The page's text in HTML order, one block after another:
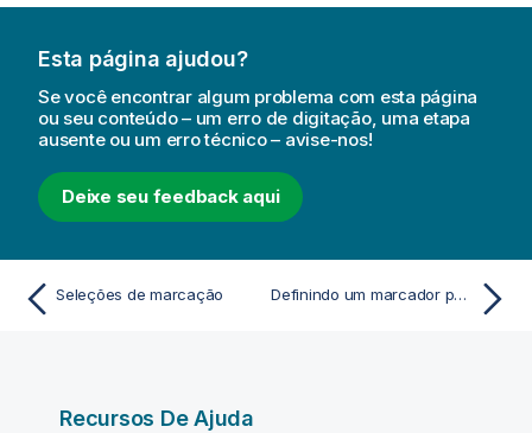
Esta página ajudou?
Se você encontrar algum problema com esta página
ou seu conteúdo – um erro de digitação, uma etapa
ausente ou um erro técnico – avise-nos!
Deixe seu feedback aqui
Seleções de marcação Definindo um marcador padrão para criar uma página de destino de aplicativo
Recursos De Ajuda